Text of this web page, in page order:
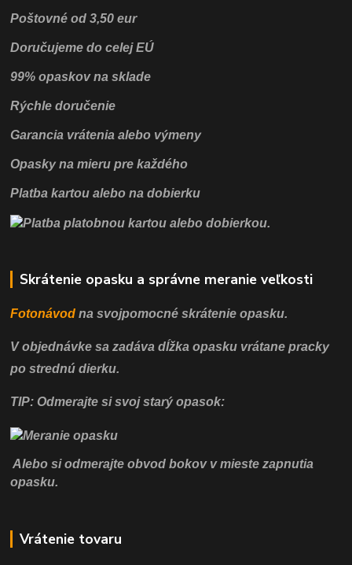
Poštovné od 3,50 eur
Doručujeme do celej EÚ
99% opaskov na sklade
Rýchle doručenie
Garancia vrátenia alebo výmeny
Opasky na mieru pre každého
Platba kartou alebo na dobierku
Skrátenie opasku a správne meranie veľkosti
Fotonávod na svojpomocnéskrátenie opasku.
V objednávke sa zadáva dĺžka opasku vrátane pracky
po strednú dierku.
TIP: Odmerajte si svoj starý opasok:
Alebo si odmerajte obvod bokov v mieste zapnutia
opasku.
Vrátenie tovaru